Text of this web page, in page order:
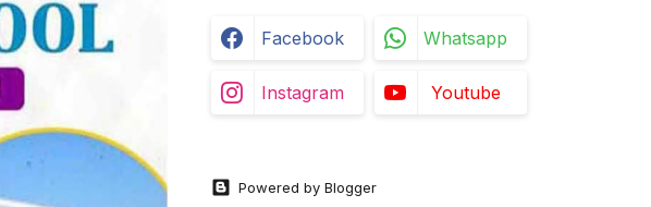
Facebook Whatsapp
Instagram Youtube
Powered by Blogger